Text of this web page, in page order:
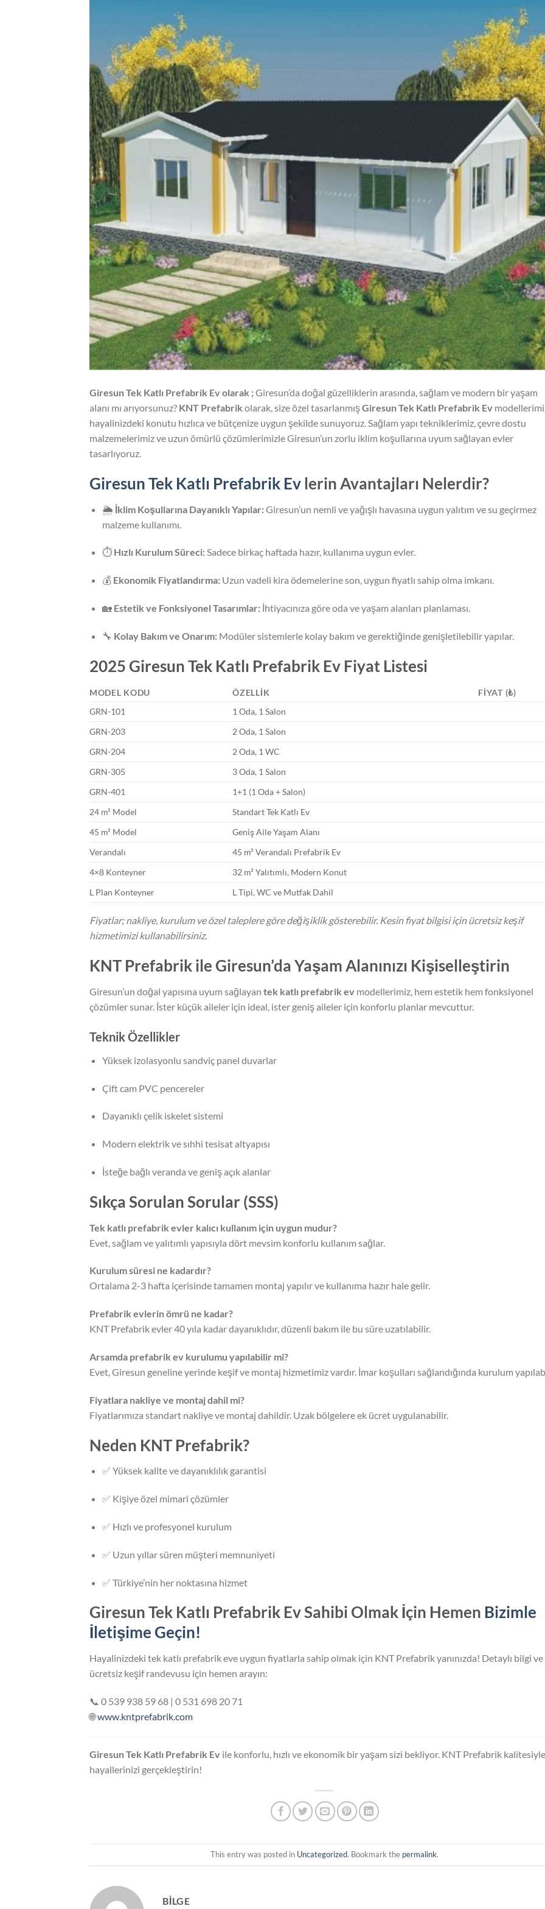
Giresun Tek Katlı Prefabrik Ev olarak ;Giresun’da doğal güzelliklerin arasında, sağlam ve modern bir yaşam
alanı mı arıyorsunuz? KNT Prefabrik olarak, size özel tasarlanmışGiresun Tek Katlı Prefabrik Ev
hayalinizdeki konutu hızlıca ve bütçenize uygun şekilde sunuyoruz. Sağlam yapı tekniklerimiz, çevre dostu
malzemelerimiz ve uzun ömürlü çözümlerimizle Giresun’un zorlu iklim koşullarına uyum sağlayan evler
tasarlıyoruz.
Giresun Tek Katlı Prefabrik Ev lerin Avantajları Nelerdir?
🌦️ İklim Koşullarına Dayanıklı Yapılar:Giresun’un nemli ve yağışlı havasına uygun yalıtım ve su geçirmez
malzeme kullanımı.
⏱️ Hızlı Kurulum Süreci:Sadece birkaç haftada hazır, kullanıma uygun evler.
💰 Ekonomik Fiyatlandırma:Uzun vadeli kira ödemelerine son, uygun fiyatlı sahip olma imkanı.
🏡 Estetik ve Fonksiyonel Tasarımlar:İhtiyacınıza göre oda ve yaşam alanları planlaması.
🔧 Kolay Bakım ve Onarım:Modüler sistemlerle kolay bakım ve gerektiğinde genişletilebilir yapılar.
2025 Giresun Tek Katlı Prefabrik Ev Fiyat Listesi
MODEL KODU ÖZELLIK
FIYAT (₺)
GRN-101
1 Oda, 1 Salon
GRN-203
2 Oda, 1 Salon
GRN-204
2 Oda, 1 WC
GRN-305
3 Oda, 1 Salon
GRN-401
1+1 (1 Oda + Salon)
24 m² Model
Standart Tek Katlı Ev
45 m² Model
Geniş Aile Yaşam Alanı
Verandalı
45 m² Verandalı Prefabrik Ev
4×8 Konteyner
32 m² Yalıtımlı, Modern Konut
L Plan Konteyner
L Tipi, WC ve Mutfak Dahil
Fiyatlar; nakliye, kurulum ve özel taleplere göre değişiklik gösterebilir. Kesin fiyat bilgisi için ücretsiz keşif
hizmetimizi kullanabilirsiniz.
KNT Prefabrik ile Giresun’da Yaşam Alanınızı Kişiselleştirin
Giresun’un doğal yapısına uyum sağlayan tek katlı prefabrik ev modellerimiz, hem estetik hem fonksiyonel
çözümler sunar. İster küçük aileler için ideal, ister geniş aileler için konforlu planlar mevcuttur.
Teknik Özellikler
Yüksek izolasyonlu sandviç panel duvarlar
Çift cam PVC pencereler
Dayanıklı çelik iskelet sistemi
Modern elektrik ve sıhhi tesisat altyapısı
İsteğe bağlı veranda ve geniş açık alanlar
Sıkça Sorulan Sorular (SSS)
Tek katlı prefabrik evler kalıcı kullanım için uygun mudur?
Evet, sağlam ve yalıtımlı yapısıyla dört mevsim konforlu kullanım sağlar.
Kurulum süresi ne kadardır?
Ortalama 2-3 hafta içerisinde tamamen montaj yapılır ve kullanıma hazır hale gelir.
Prefabrik evlerin ömrü ne kadar?
KNT Prefabrik evler 40 yıla kadar dayanıklıdır, düzenli bakım ile bu süre uzatılabilir.
Arsamda prefabrik ev kurulumu yapılabilir mi?
Evet, Giresun geneline yerinde keşif ve montaj hizmetimiz vardır. İmar koşulları sağlandığında kurulum
Fiyatlara nakliye ve montaj dahil mi?
Fiyatlarımıza standart nakliye ve montaj dahildir. Uzak bölgelere ek ücret uygulanabilir.
Neden KNT Prefabrik?
✅ Yüksek kalite ve dayanıklılık garantisi
✅ Kişiye özel mimari çözümler
✅ Hızlı ve profesyonel kurulum
✅ Uzun yıllar süren müşteri memnuniyeti
✅ Türkiye’nin her noktasına hizmet
Giresun Tek Katlı Prefabrik Ev Sahibi Olmak İçin Hemen Bizimle
İletişime Geçin!
Hayalinizdeki tek katlı prefabrik eve uygun fiyatlarla sahip olmak için KNT Prefabrik yanınızda! Detaylı bilgi ve
ücretsiz keşif randevusu için hemen arayın:
📞 0 539 938 59 68 | 0 531 698 20 71
🌐www.kntprefabrik.com
Giresun Tek Katlı Prefabrik Ev ile konforlu, hızlı ve ekonomik bir yaşam sizi bekliyor. KNT Prefabrik kalitesiyle
hayallerinizi gerçekleştirin!
This entry was posted in Uncategorized. Bookmark the permalink.
BILGE